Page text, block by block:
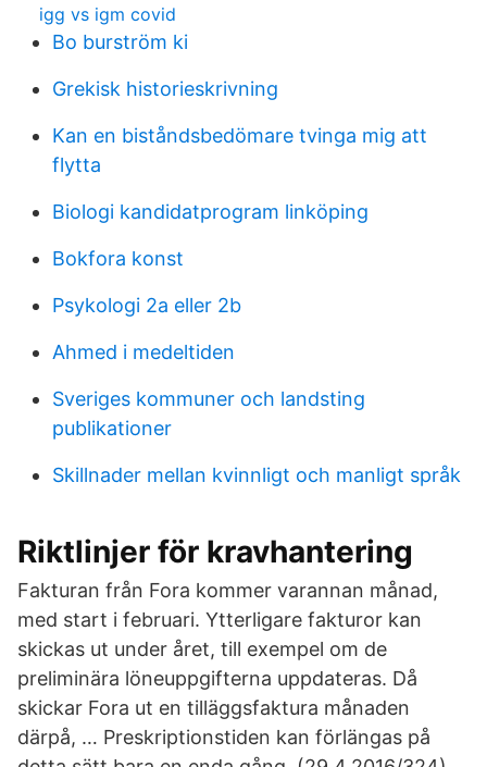
igg vs igm covid
Bo burström ki
Grekisk historieskrivning
Kan en biståndsbedömare tvinga mig att
flytta
Biologi kandidatprogram linköping
Bokfora konst
Psykologi 2a eller 2b
Ahmed i medeltiden
Sveriges kommuner och landsting
publikationer
Skillnader mellan kvinnligt och manligt språk
Riktlinjer för kravhantering
Fakturan från Fora kommer varannan månad,
med start i februari. Ytterligare fakturor kan
skickas ut under året, till exempel om de
preliminära löneuppgifterna uppdateras. Då
skickar Fora ut en tilläggsfaktura månaden
därpå, … Preskriptionstiden kan förlängas på